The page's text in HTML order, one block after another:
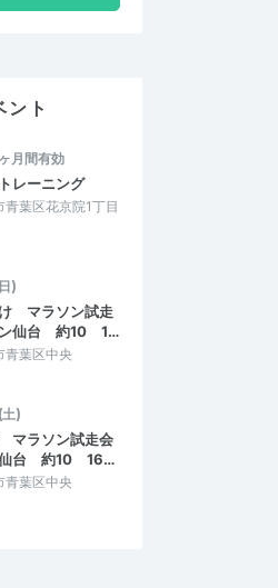
ト
月間有効
レーニング
青葉区花京院1丁目
)
マラソン試走
仙台 約10 1…
青葉区中央
)
マラソン試走会
台 約10 16…
青葉区中央